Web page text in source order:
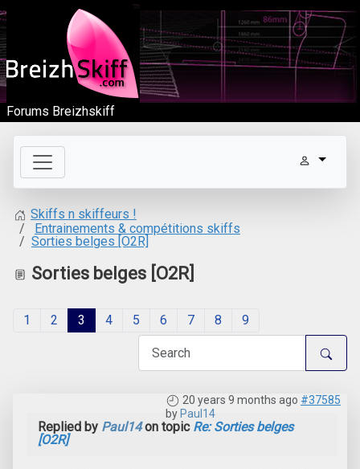
Forums Breizhskiff
Skiffs n skiffeurs !
Entrainements & compétitions skiffs
Sorties belges [O2R]
Sorties belges [O2R]
1 2 3 4 5 6 7 8 9
20 years 9 months ago #37585
by Paul14
Replied by Paul14on topic Re: Sorties belges
[O2R]